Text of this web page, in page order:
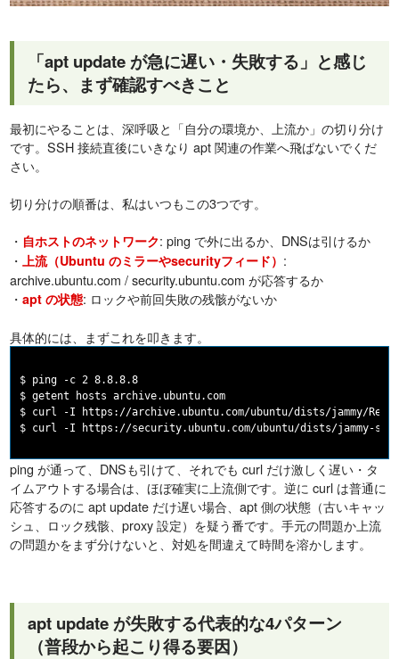
「apt update が急に遅い・失敗する」と感じ
たら、まず確認すべきこと
最初にやることは、深呼吸と「自分の環境か、上流か」の切り分け
です。SSH 接続直後にいきなり apt 関連の作業へ飛ばないでくだ
さい。
切り分けの順番は、私はいつもこの3つです。
・ 自ホストのネットワーク: ping で外に出るか、DNSは引けるか
・ 上流（Ubuntu のミラーやsecurityフィード） :
archive.ubuntu.com / security.ubuntu.com が応答するか
・apt の状態: ロックや前回失敗の残骸がないか
具体的には、まずこれを叩きます。
$ ping -c 2 8.8.8.8
$ getent hosts archive.ubuntu.com
$ curl -I https://archive.ubuntu.com/ubuntu/dists/jammy/
ping が通って、DNSも引けて、それでも curl だけ激しく遅い・タ
イムアウトする場合は、ほぼ確実に上流側です。逆に curl は普通に
応答するのに apt update だけ遅い場合、apt 側の状態（古いキャッ
シュ、ロック残骸、proxy 設定）を疑う番です。手元の問題か上流
の問題かをまず分けないと、対処を間違えて時間を溶かします。
apt update が失敗する代表的な4パターン
（普段から起こり得る要因）